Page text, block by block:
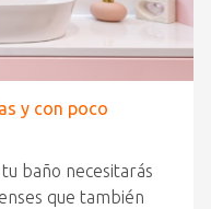
y con poco
baño necesitarás
que también